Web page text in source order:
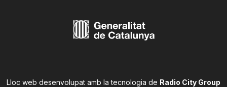
Lloc web desenvolupat amb la tecnologia de Radio City Group